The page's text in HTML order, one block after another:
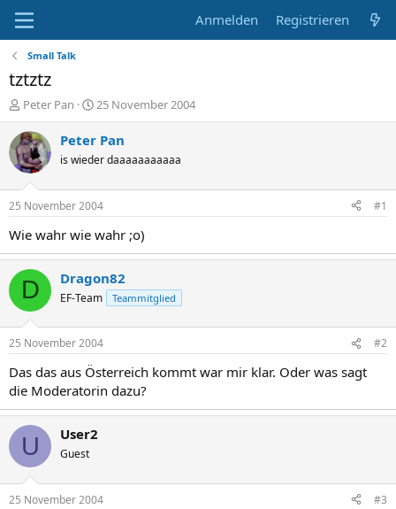
Anmelden Registrieren
Small Talk
tztztz
E
r
s
t
e
e
r
Peter Pan
E
r
s
e
l
t
a
25 November 2004
Peter Pan
is wieder daaaaaaaaaaa
25 November 2004 #1
Wie wahr wie wahr ;o)
D Dragon82
EF-Team Teammitglied
25 November 2004 #2
Das das aus Österreich kommt war mir klar. Oder was sagt
die Moderatorin dazu?
U User2
Guest
25 November 2004 #3